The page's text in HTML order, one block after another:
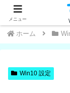
Windows・Office
ホーム
Win10 設定
メニュー